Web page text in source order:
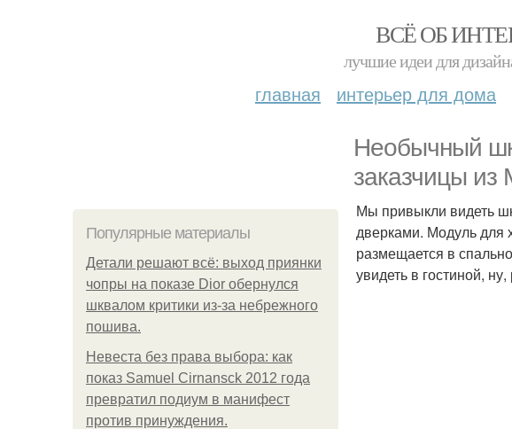
ВСЁ ОБ
лучшие идеи для
главная интерьер для дома
Необычный
заказчицы
Популярные материалы
Детали решают всё: выход приянки
чопры на показе Dior обернулся
шквалом критики из-за небрежного
пошива.
Невеста без права выбора: как
показ Samuel Cirnansck 2012 года
превратил подиум в манифест
против принуждения.
Мы привыкли видеть
дверками. Модуль для
размещается в
увидеть в гостиной,